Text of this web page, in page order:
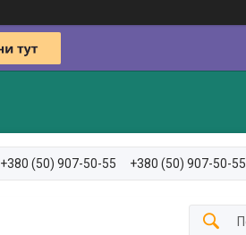
+380 (50) 907-50-55 +380 (50) 907-50-55